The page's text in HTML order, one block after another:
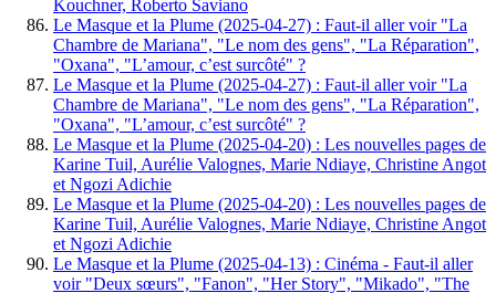
Kouchner, Roberto Saviano
Le Masque et la Plume (2025-04-27) : Faut-il aller voir "La
Chambre de Mariana", "Le nom des gens", "La Réparation",
"Oxana", "L’amour, c’est surcôté" ?
Le Masque et la Plume (2025-04-27) : Faut-il aller voir "La
Chambre de Mariana", "Le nom des gens", "La Réparation",
"Oxana", "L’amour, c’est surcôté" ?
Le Masque et la Plume (2025-04-20) : Les nouvelles pages de
Karine Tuil, Aurélie Valognes, Marie Ndiaye, Christine Angot
et Ngozi Adichie
Le Masque et la Plume (2025-04-20) : Les nouvelles pages de
Karine Tuil, Aurélie Valognes, Marie Ndiaye, Christine Angot
et Ngozi Adichie
Le Masque et la Plume (2025-04-13) : Cinéma - Faut-il aller
voir "Deux sœurs", "Fanon", "Her Story", "Mikado", "The